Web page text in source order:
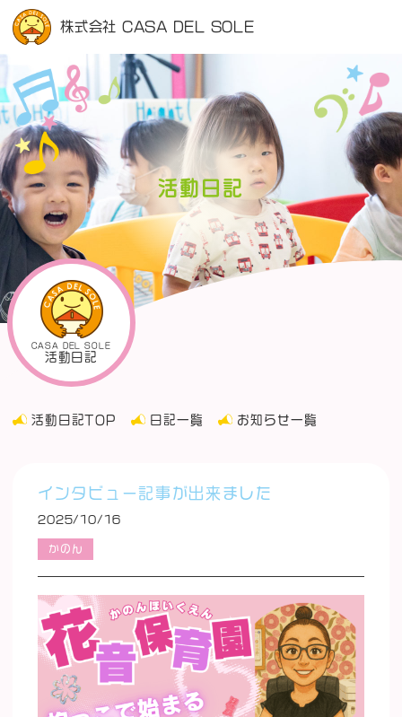
株式会社 CASA DEL SOLE
活動日記
CASA DEL SOLE
活動日記
活動日記TOP 日記一覧 お知らせ一覧
インタビュー記事が出来ました
2025/10/16
かのん